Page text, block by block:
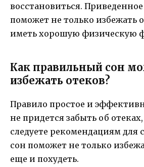
восстановиться.
поможет не только избежать
иметь хорошую физическую
Как правильный сон
избежать отеков?
Правило простое и
не придется забыть об
следуете рекомендациям для
сон поможет не только
еще и похудеть.